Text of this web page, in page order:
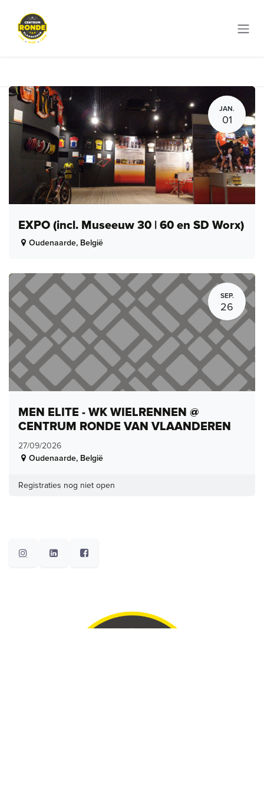
JAN.
01
EXPO (incl. Museeuw 30 | 60 en SD Worx)
Oudenaarde, België
SEP.
26
MEN ELITE - WK WIELRENNEN @
CENTRUM RONDE VAN VLAANDEREN
27/09/2026
Oudenaarde, België
Registraties nog niet open